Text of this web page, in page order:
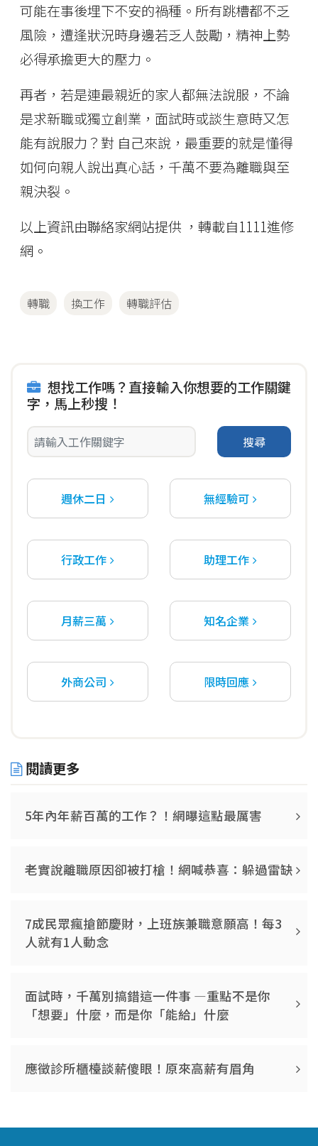
可能在事後埋下不安的禍種。所有跳槽都不乏
風險，遭逢狀況時身邊若乏人鼓勵，精神上勢
必得承擔更大的壓力。
再者，若是連最親近的家人都無法說服，不論
是求新職或獨立創業，面試時或談生意時又怎
能有說服力？對 自己來說，最重要的就是懂得
如何向親人說出真心話，千萬不要為離職與至
親決裂。
以上資訊由聯絡家網站提供 ，轉載自1111進修
網。
轉職 換工作 轉職評估
想找工作嗎？直接輸入你想要的工作關鍵
字，馬上秒搜！
搜尋
週休二日 無經驗可
行政工作 助理工作
月薪三萬 知名企業
外商公司 限時回應
閱讀更多
5年內年薪百萬的工作？！網曝這點最厲害
老實說離職原因卻被打槍！網喊恭喜：躲過雷缺
7成民眾瘋搶節慶財，上班族兼職意願高！每3
人就有1人動念
面試時，千萬別搞錯這一件事 —重點不是你
「想要」什麼，而是你「能給」什麼
應徵診所櫃檯談薪傻眼！原來高薪有眉角